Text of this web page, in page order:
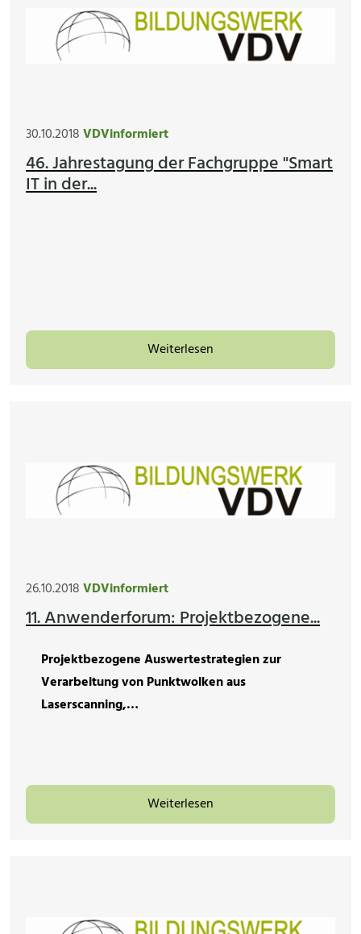
30.10.2018VDVinformiert
46. Jahrestagung der Fachgruppe "Smart
IT in der...
Weiterlesen
26.10.2018VDVinformiert
11. Anwenderforum: Projektbezogene...
Projektbezogene Auswertestrategien zur
Verarbeitung von Punktwolken aus
Laserscanning,…
Weiterlesen